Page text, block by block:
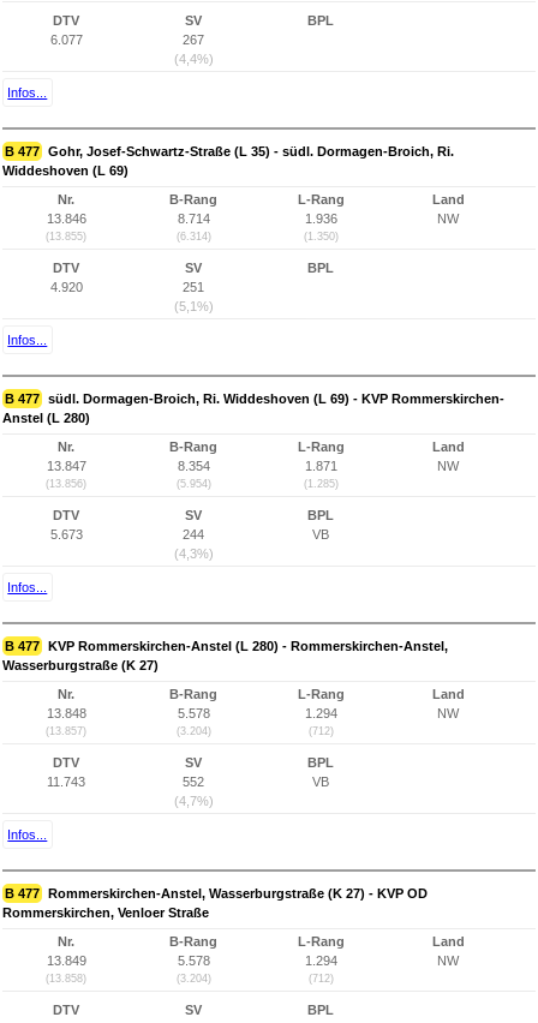
DTV
6.077
SV
267
(4,4%)
BPL
Infos...
B 477 Gohr, Josef-Schwartz-Straße (L 35) - südl. Dormagen-Broich, Ri.
Widdeshoven (L 69)
Nr.
13.846
(13.855)
B-Rang
8.714
(6.314)
L-Rang
1.936
(1.350)
Land
NW
DTV
4.920
SV
251
(5,1%)
BPL
Infos...
B 477 südl. Dormagen-Broich, Ri. Widdeshoven (L 69) - KVP Rommerskirchen-
Anstel (L 280)
Nr.
13.847
(13.856)
B-Rang
8.354
(5.954)
L-Rang
1.871
(1.285)
Land
NW
DTV
5.673
SV
244
(4,3%)
BPL
VB
Infos...
B 477 KVP Rommerskirchen-Anstel (L 280) - Rommerskirchen-Anstel,
Wasserburgstraße (K 27)
Nr.
13.848
(13.857)
B-Rang
5.578
(3.204)
L-Rang
1.294
(712)
Land
NW
DTV
11.743
SV
552
(4,7%)
BPL
VB
Infos...
B 477 Rommerskirchen-Anstel, Wasserburgstraße (K 27) - KVP OD
Rommerskirchen, Venloer Straße
Nr.
13.849
(13.858)
B-Rang
5.578
(3.204)
L-Rang
1.294
(712)
Land
NW
DTV
SV
BPL